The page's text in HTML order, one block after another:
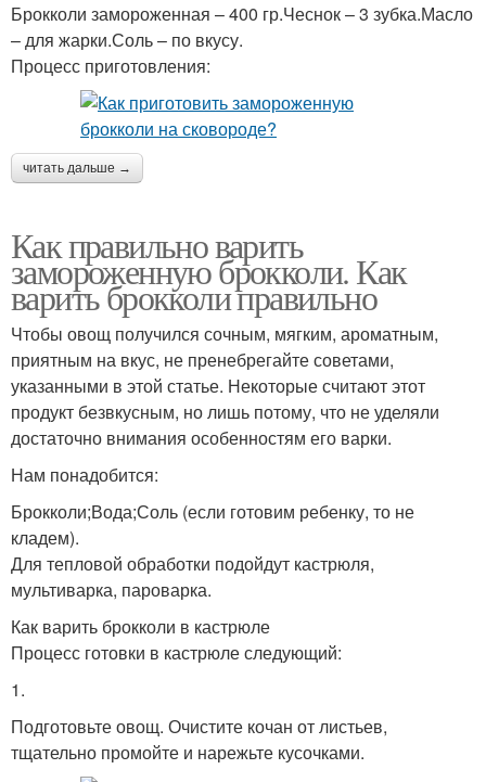
Брокколи замороженная – 400 гр.Чеснок – 3 зубка.Масло
– для жарки.Соль – по вкусу.
Процесс приготовления:
читать дальше →
Как правильно варить
замороженную брокколи. Как
варить брокколи правильно
Чтобы овощ получился сочным, мягким, ароматным,
приятным на вкус, не пренебрегайте советами,
указанными в этой статье. Некоторые считают этот
продукт безвкусным, но лишь потому, что не уделяли
достаточно внимания особенностям его варки.
Нам понадобится:
Брокколи;Вода;Соль (если готовим ребенку, то не
кладем).
Для тепловой обработки подойдут кастрюля,
мультиварка, пароварка.
Как варить брокколи в кастрюле
Процесс готовки в кастрюле следующий:
1.
Подготовьте овощ. Очистите кочан от листьев,
тщательно промойте и нарежьте кусочками.